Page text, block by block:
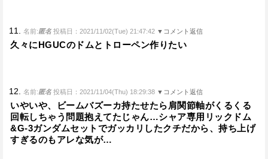
11. 名前:匿名 投稿日：2021/11/02(Tue) 21:47:42 ▼コメント返信
久々にHGUCのドムとトローペン作りたい
12. 名前:匿名 投稿日：2021/11/04(Thu) 18:29:38 ▼コメント返信
いやいや、ビームバズーカ持たせたら肩関節軸がくるくる
回転しちゃう問題抱えてたじゃん…シャア専用リックドム
&G-3ガンダムセットでガッカリしたクチだから、持ち上げ
すぎるのもアレな気が…